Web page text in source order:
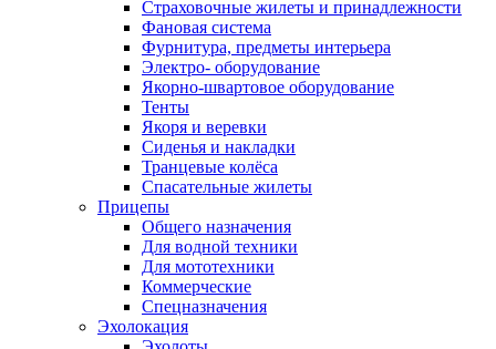
Страховочные жилеты и принадлежности
Фановая система
Фурнитура, предметы интерьера
Электро- оборудование
Якорно-швартовое оборудование
Тенты
Якоря и веревки
Сиденья и накладки
Транцевые колёса
Спасательные жилеты
Прицепы
Общего назначения
Для водной техники
Для мототехники
Коммерческие
Спецназначения
Эхолокация